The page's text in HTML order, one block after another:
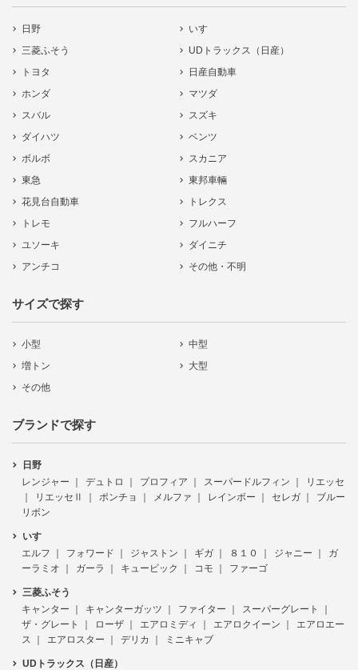
日野
いすゞ
三菱ふそう
UDトラックス（日産）
トヨタ
日産自動車
ホンダ
マツダ
スバル
スズキ
ダイハツ
ベンツ
ボルボ
スカニア
東急
東邦車輛
花見台自動車
トレクス
トレモ
フルハーフ
ユソーキ
ダイニチ
アンチコ
その他・不明
サイズで探す
小型
中型
増トン
大型
その他
ブランドで探す
日野
レンジャー
デュトロ プロフィア スーパードルフィン
リエッセ
リエッセⅡ
ポンチョ メルファ レインボー セレガ
ブルー
リボン
いすゞ
エルフ
フォワード ジャストン ギガ ８１０ ジャニー
ガ
ーラミオ
ガーラ キュービック コモ ファーゴ
三菱ふそう
キャンター
キャンターガッツ ファイター
スーパーグレート
ザ・グレート
ローザ エアロミディ エアロクイーン
エアロエー
ス
エアロスター デリカ ミニキャブ
UDトラックス（日産）